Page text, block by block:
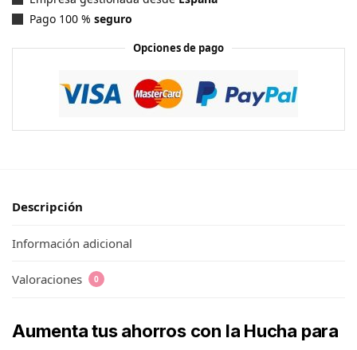
Pago 100 % seguro
Opciones de pago
Descripción
Información adicional
Valoraciones 0
Aumenta tus ahorros con la Hucha para